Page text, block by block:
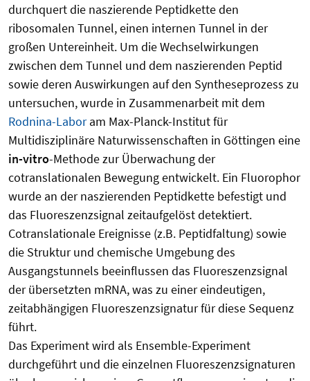
durchquert die naszierende Peptidkette den
ribosomalen Tunnel, einen internen Tunnel in der
großen Untereinheit. Um die Wechselwirkungen
zwischen dem Tunnel und dem naszierenden Peptid
sowie deren Auswirkungen auf den Syntheseprozess zu
untersuchen, wurde in Zusammenarbeit mit dem
Rodnina-Laboram Max-Planck-Institut für
Multidisziplinäre Naturwissenschaften in Göttingen eine
in-vitro-Methode zur Überwachung der
cotranslationalen Bewegung entwickelt. Ein Fluorophor
wurde an der naszierenden Peptidkette befestigt und
das Fluoreszenzsignal zeitaufgelöst detektiert.
Cotranslationale Ereignisse (z.B. Peptidfaltung) sowie
die Struktur und chemische Umgebung des
Ausgangstunnels beeinflussen das Fluoreszenzsignal
der übersetzten mRNA, was zu einer eindeutigen,
zeitabhängigen Fluoreszenzsignatur für diese Sequenz
führt.
Das Experiment wird als Ensemble-Experiment
durchgeführt und die einzelnen Fluoreszenzsignaturen